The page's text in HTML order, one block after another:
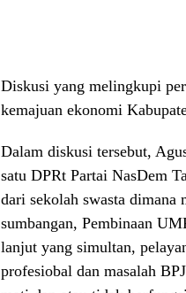
Diskusi yang melingkupi
kemajuan ekonomi
Dalam diskusi tersebut,
satu DPRt Partai NasDem
dari sekolah swasta dimana
sumbangan, Pembinaan
lanjut yang simultan,
profesiobal dan masalah